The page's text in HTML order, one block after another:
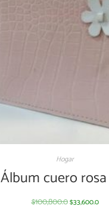
Hogar
Álbum cuero
$100,800.0 $33,600.0